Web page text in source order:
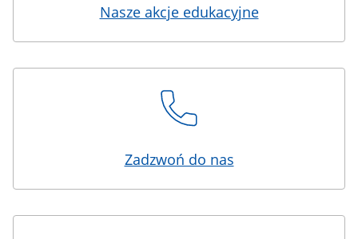
Nasze akcje edukacyjne
Zadzwoń do nas